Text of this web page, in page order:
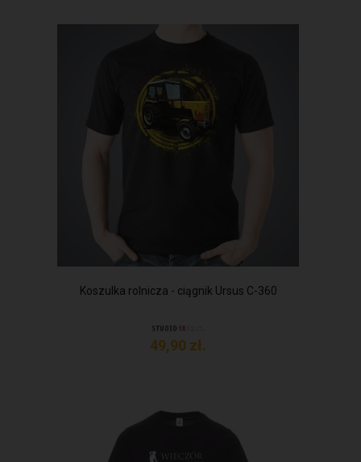
Koszulka rolnicza - ciągnik Ursus C-360
49,90 zł.